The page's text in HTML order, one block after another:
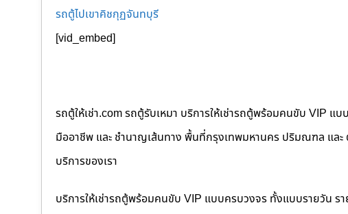
รถตู้ไปเขาคิชกุฏจันทบุรี
[vid_embed]
รถตู้ให้เช่า.com รถตู้รับเหมา บริการให้เช่ารถตู้พร้อมคนขับ VIP แ
มืออาชีพ และ ชำนาญเส้นทาง พื้นที่กรุงเทพมหานคร ปริมณฑล และ
บริการของเรา
บริการให้เช่ารถตู้พร้อมคนขับ VIP แบบครบวงจร ทั้งแบบรายวัน ร